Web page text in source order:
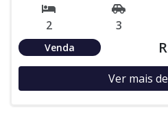
2 3
Venda
Ver mais